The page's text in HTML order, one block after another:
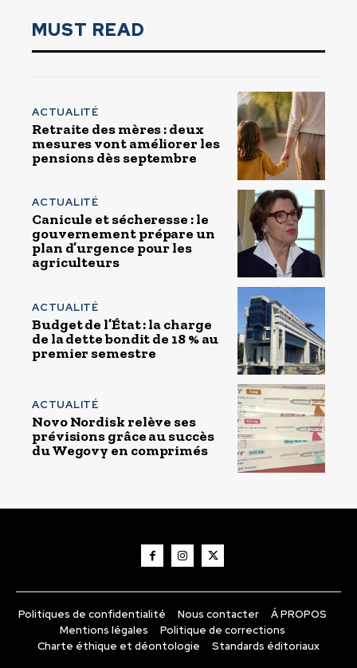
MUST READ
ACTUALITÉ
Retraite des mères : deux
mesures vont améliorer les
pensions dès septembre
ACTUALITÉ
Canicule et sécheresse : le
gouvernement prépare un
plan d’urgence pour les
agriculteurs
ACTUALITÉ
Budget de l’État : la charge
de la dette bondit de 18 % au
premier semestre
ACTUALITÉ
Novo Nordisk relève ses
prévisions grâce au succès
du Wegovy en comprimés
Politiques de confidentialité Nous contacter
Á PROPOS
Mentions légales
Politique de corrections
Charte éthique et déontologie
Standards éditoriaux